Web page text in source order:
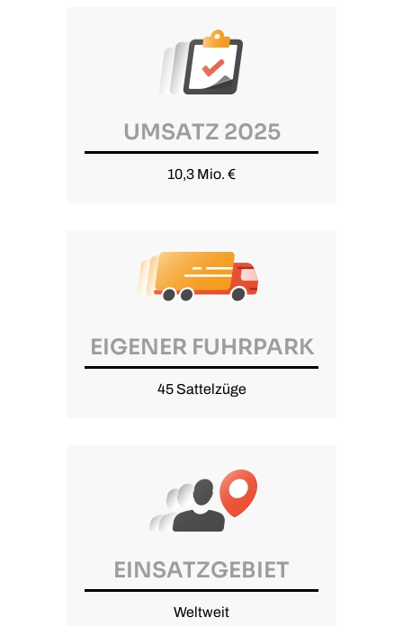
UMSATZ 2025
10,3 Mio. €
EIGENER FUHRPARK
45 Sattelzüge
EINSATZGEBIET
Weltweit